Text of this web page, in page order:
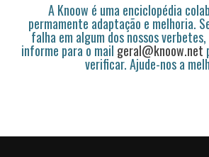
A Knoow é uma enciclopédia
permamente adaptação e melhoria.
falha em algum dos nossos
informe para o mail geral@knoow.net
verificar. Ajude-nos a